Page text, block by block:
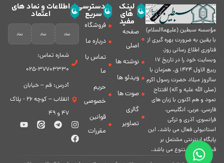
مؤسسه سبطين (عليهماالسلام)
با يقين به ضرورت بهره گیرى از
فناورى اطلاع رسانى روز،
وبسایت خود را در تاريخ 17
ربيع الاول 1424 ق. همزمان با
سالروز ميلاد حضرت رسول اكرم
(صلی الله علیه و آله) افتتاح
نمود و هم اكنون با زبان های
فارسی، عربى، انگلیسی،
فرانسوی، آذری و ترکی
استانبولی فعال مى باشد. اين
پايگاه اينترنتى مشتمل بر
قسمت هاى متنوع مى باشد.
لینک
های
مفید
صفحه
اصلی
نوشته ها
ویدئو ها
صوت ها
گالری
تصاویر
دسترسی
سریع
فروشگاه
درباره ما
تماس با
ما
حریم
خصوصی
قوانین
مقررات
اطلاعات و نماد های
اعتماد
شماره تماس:
37703330-025
آدرس: قم – خیابان
انقلاب – کوچه 26 - پلاک
47 و 49